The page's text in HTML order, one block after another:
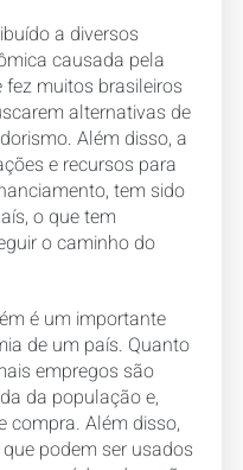
a diversos
causada pela
muitos brasileiros
alternativas de
Além disso, a
e recursos para
tem sido
o que tem
o caminho do
é um importante
de um país. Quanto
empregos são
da população e,
compra. Além disso,
podem ser usados